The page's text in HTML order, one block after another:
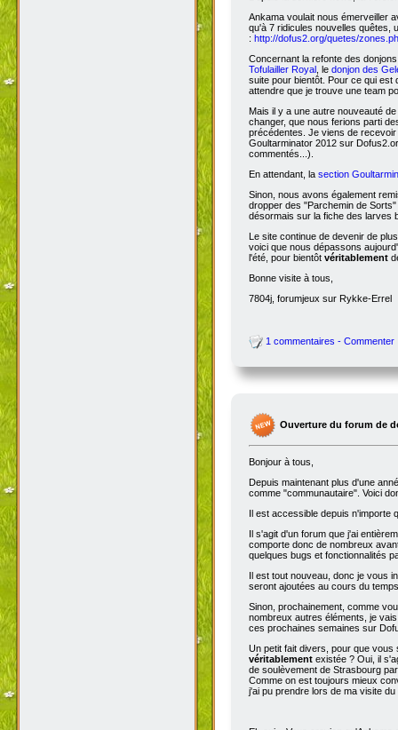
Màj 2.7 & Goultarminator
Bonjour à tous,
Depuis la dernière news, la
Ankama voulait nous émerveiller
qu'à 7 ridicules nouvelles quêtes,
:http://dofus2.org/quetes/
Concernant la refonte des
Tofulailler Royal
suite pour bientôt. Pour ce qui
attendre que je trouve une team
Mais il y a une autre nouveauté
changer, que nous ferions parti
précédentes. Je viens de
Goultarminator 2012 sur
commentés...).
En attendant, lasection
Sinon, nous avons également
dropper des "Parchemin de
désormais sur la fiche des larves
voici que nous dépassons
l'été, pour bientôtvéritablement
Bonne visite à tous,
1 commentaires - Commenter
Ouverture du forum de
Bonjour à tous,
Depuis maintenant plus d'une
comme "communautaire". Voici
Il est accessible depuis n'importe
Il s'agit d'un forum que j'ai
comporte donc de nombreux
quelques bugs et fonctionnalités
Il est tout nouveau, donc je vous
seront ajoutées au cours du
Sinon, prochainement, comme